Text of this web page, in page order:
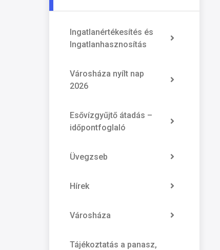
Ingatlanértékesítés és
Ingatlanhasznosítás
Városháza nyílt nap
2026
Esővízgyűjtő átadás –
időpontfoglaló
Üvegzseb
Hírek
Városháza
Tájékoztatás a panasz,